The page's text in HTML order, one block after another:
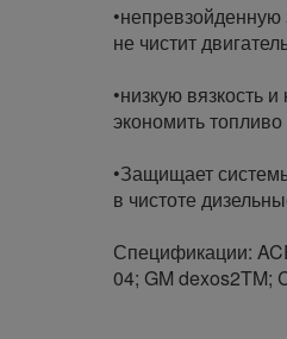
не чистит
•низкую вязкость
экономить
•Защищает
в чистоте
Спецификации:
04; GM dexos2TM;